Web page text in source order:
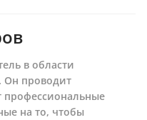
в области
Он проводит
на то, чтобы